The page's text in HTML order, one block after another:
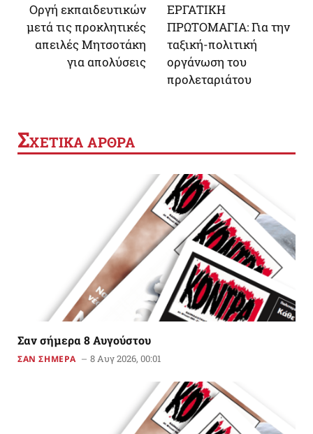
Oργή εκπαιδευτικών
μετά τις προκλητικές
απειλές Μητσοτάκη
για απολύσεις
EΡΓΑΤΙΚΗ
ΠΡΩΤΟΜΑΓΙΑ: Για την
ταξική-πολιτική
οργάνωση του
προλεταριάτου
ΣΧΕΤΙΚΑ ΑΡΘΡΑ
Σαν σήμερα 8 Αυγούστου
ΣΑΝ ΣΗΜΕΡΑ 8 Αυγ 2026, 00:01